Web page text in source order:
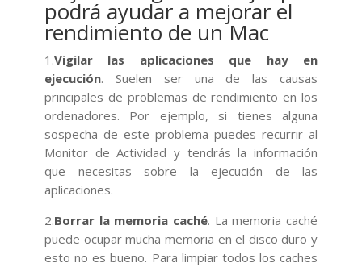
podrá ayudar a mejorar el
rendimiento de un Mac
1.Vigilar las aplicaciones que hay en
ejecución. Suelen ser una de las causas
principales de problemas de rendimiento en los
ordenadores. Por ejemplo, si tienes alguna
sospecha de este problema puedes recurrir al
Monitor de Actividad y tendrás la información
que necesitas sobre la ejecución de las
aplicaciones.
2.Borrar la memoria caché. La memoria caché
puede ocupar mucha memoria en el disco duro y
esto no es bueno. Para limpiar todos los caches